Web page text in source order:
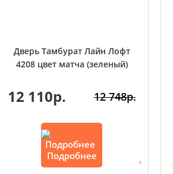
Дверь Тамбурат Лайн Лофт
4208 цвет матча (зеленый)
12 110р. 12 748р.
Подробнее